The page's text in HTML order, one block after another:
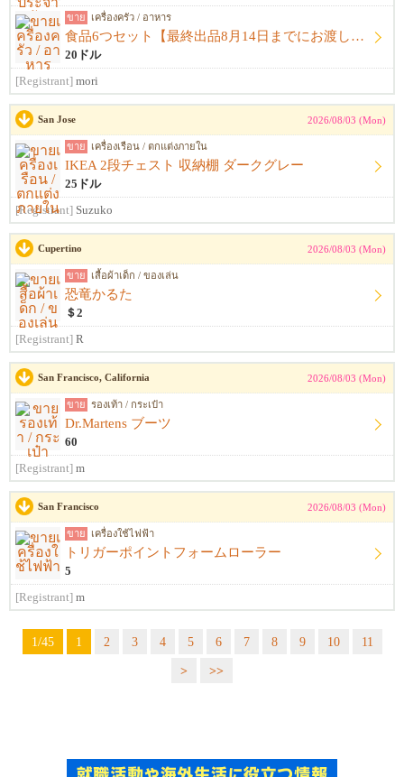
ขาย เครื่องครัว / อาหาร
食品6つセット【最終出品8月14日までにお渡し希望】
20ドル
[Registrant] mori
San Jose 2026/08/03 (Mon)
ขาย เครื่องเรือน / ตกแต่งภายใน
IKEA 2段チェスト 収納棚 ダークグレー
25ドル
[Registrant] Suzuko
Cupertino 2026/08/03 (Mon)
ขาย เสื้อผ้าเด็ก / ของเล่น
恐竜かるた
＄2
[Registrant] R
San Francisco, California 2026/08/03 (Mon)
ขาย รองเท้า / กระเป๋า
Dr.Martens ブーツ
60
[Registrant] m
San Francisco 2026/08/03 (Mon)
ขาย เครื่องใช้ไฟฟ้า
トリガーポイントフォームローラー
5
[Registrant] m
1/45 1 2 3 4 5 6 7 8 9 10
11
>
>>